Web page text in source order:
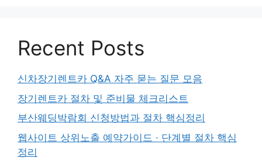
Recent Posts
신차장기렌트카 Q&A 자주 묻는 질문 모음
장기렌트카 절차 및 준비물 체크리스트
부산웨딩박람회 신청방법과 절차 핵심정리
웹사이트 상위노출 예약가이드 · 단계별 절차 핵심
정리